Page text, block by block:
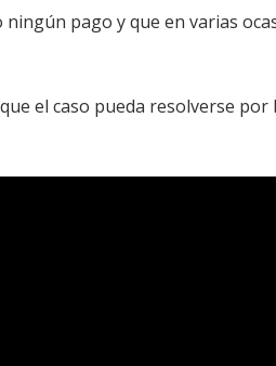
pago y que en varias
el caso pueda resolverse por